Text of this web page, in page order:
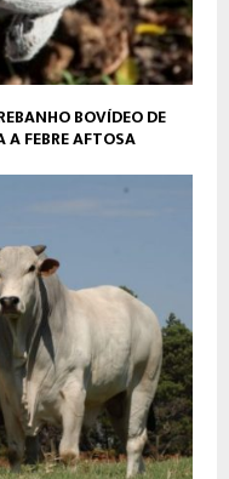
BOVÍDEO DE
FEBRE AFTOSA